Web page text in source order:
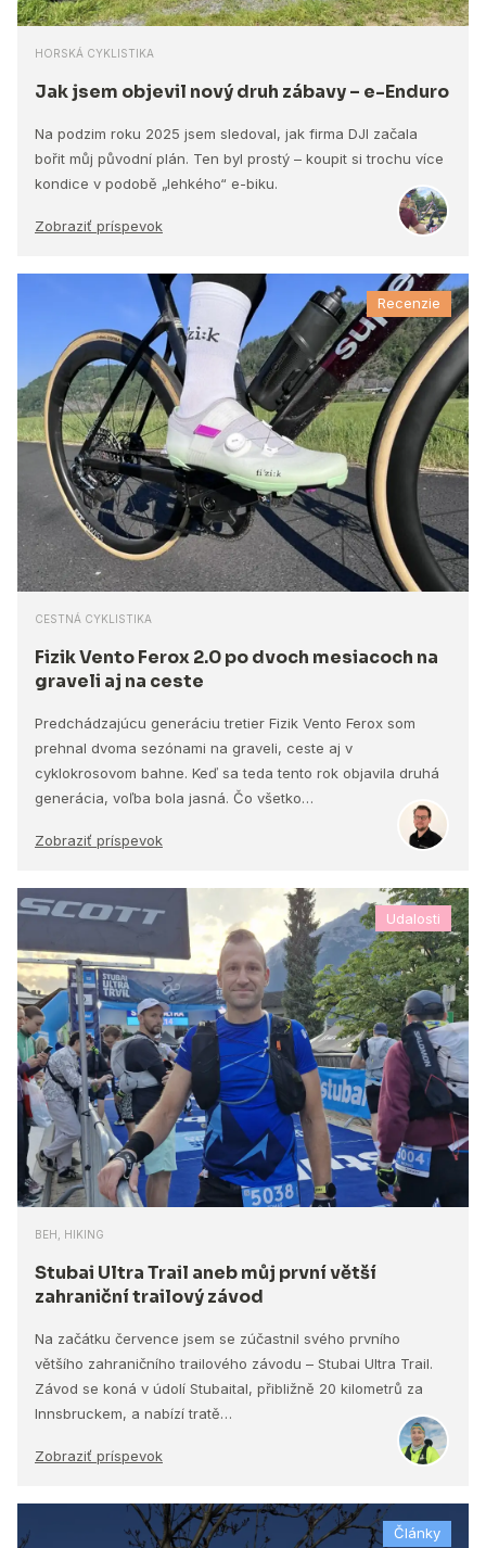
HORSKÁ CYKLISTIKA
Jak jsem objevil nový druh zábavy – e-Enduro
Na podzim roku 2025 jsem sledoval, jak firma DJI začala
bořit můj původní plán. Ten byl prostý – koupit si trochu více
kondice v podobě „lehkého“ e-biku.
Zobraziť príspevok
Recenzie
CESTNÁ CYKLISTIKA
Fizik Vento Ferox 2.0 po dvoch mesiacoch na
graveli aj na ceste
Predchádzajúcu generáciu tretier Fizik Vento Ferox som
prehnal dvoma sezónami na graveli, ceste aj v
cyklokrosovom bahne. Keď sa teda tento rok objavila druhá
generácia, voľba bola jasná. Čo všetko…
Zobraziť príspevok
Udalosti
BEH, HIKING
Stubai Ultra Trail aneb můj první větší
zahraniční trailový závod
Na začátku července jsem se zúčastnil svého prvního
většího zahraničního trailového závodu – Stubai Ultra Trail.
Závod se koná v údolí Stubaital, přibližně 20 kilometrů za
Innsbruckem, a nabízí tratě…
Zobraziť príspevok
Články